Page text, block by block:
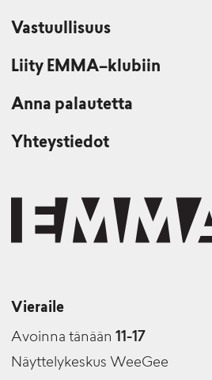
Vastuullisuus
Liity EMMA–klubiin
Anna palautetta
Yhteystiedot
Vieraile
Avoinna tänään 11-17
Näyttelykeskus WeeGee